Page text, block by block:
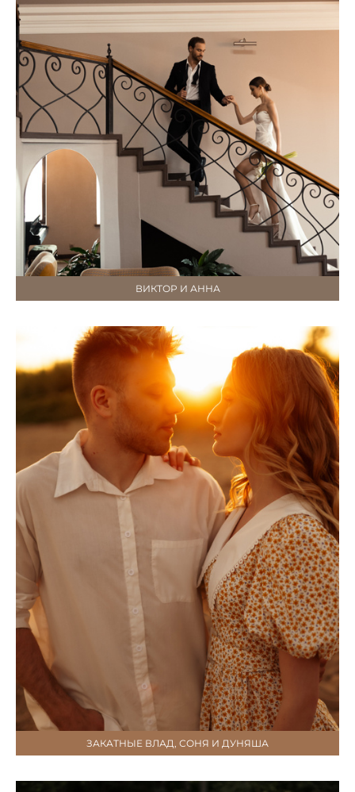
ВИКТОР И АННА
ЗАКАТНЫЕ ВЛАД, СОНЯ И ДУНЯША